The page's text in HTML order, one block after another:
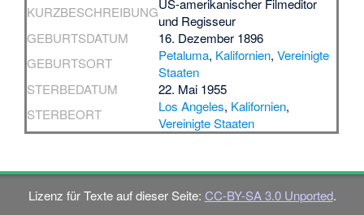
KURZBESCHREIBUNGUS-amerikanischer Filmeditor
und Regisseur
GEBURTSDATUM
16. Dezember 1896
GEBURTSORT
Petaluma, Kalifornien,Vereinigte
Staaten
STERBEDATUM
22. Mai 1955
STERBEORT
Los Angeles, Kalifornien,
Vereinigte Staaten
Lizenz für Texte auf dieser Seite: CC-BY-SA 3.0 Unported.